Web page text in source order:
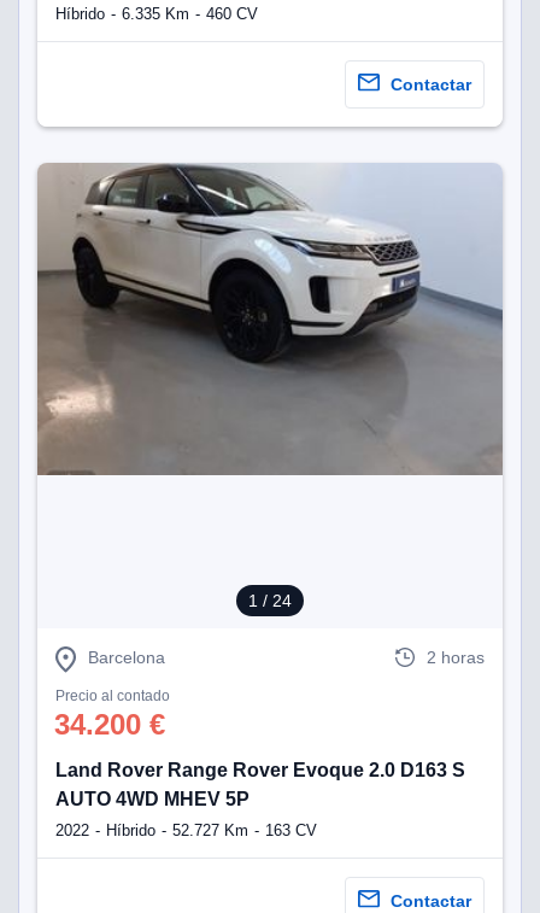
Híbrido 6.335 Km 460 CV
Contactar
1 / 24
Barcelona 2 horas
Precio al contado
34.200 €
Land Rover Range Rover Evoque 2.0 D163 S
AUTO 4WD MHEV 5P
2022 Híbrido 52.727 Km 163 CV
Contactar